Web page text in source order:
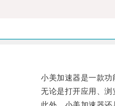
小美加速器是一款功能
无论是打开应用、浏览